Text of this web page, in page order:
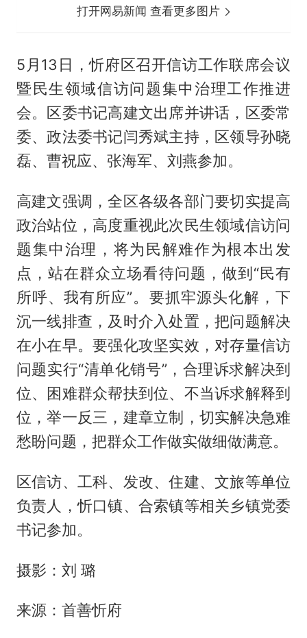
打开网易新闻 查看更多图片
5月13日，忻府区召开信访工作联席会议
暨民生领域信访问题集中治理工作推进
会。区委书记高建文出席并讲话，区委常
委、政法委书记闫秀斌主持，区领导孙晓
磊、曹祝应、张海军、刘燕参加。
高建文强调，全区各级各部门要切实提高
政治站位，高度重视此次民生领域信访问
题集中治理，将为民解难作为根本出发
点，站在群众立场看待问题，做到“民有
所呼、我有所应”。要抓牢源头化解，下
沉一线排查，及时介入处置，把问题解决
在小在早。要强化攻坚实效，对存量信访
问题实行“清单化销号”，合理诉求解决到
位、困难群众帮扶到位、不当诉求解释到
位，举一反三，建章立制，切实解决急难
愁盼问题，把群众工作做实做细做满意。
区信访、工科、发改、住建、文旅等单位
负责人，忻口镇、合索镇等相关乡镇党委
书记参加。
摄影：刘 璐
来源：首善忻府